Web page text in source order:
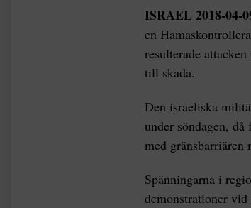
ISRAEL 2018-04-
en
resulterade
till skada.
Den israeliska
under söndagen, då
med gränsbarriären
Spänningarna i
demonstrationer